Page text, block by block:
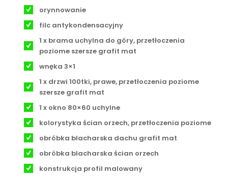
orynnowanie
filc antykondensacyjny
1 x brama uchylna do góry, przetłoczenia
poziome szersze grafit mat
wnęka 3×1
1 x drzwi 100tki, prawe, przetłoczenia poziome
szersze grafit mat
1 x okno 80×60 uchylne
kolorystyka ścian orzech, przetłoczenia poziome
obróbka blacharska dachu grafit mat
obróbka blacharska ścian orzech
konstrukcja profil malowany